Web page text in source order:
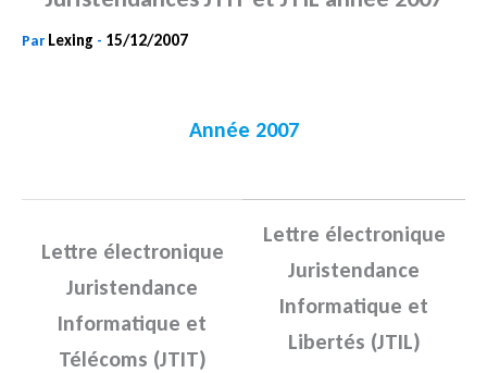
Par Lexing - 15/12/2007
Année 2007
Lettre électronique
Juristendance
Informatique et
Télécoms (JTIT)
Lettre électronique
Juristendance
Informatique et
Libertés (JTIL)